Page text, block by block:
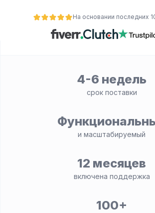
На основании последних
4-6 недель
срок поставки
и масштабируемый
12 месяцев
включена поддержка
100+